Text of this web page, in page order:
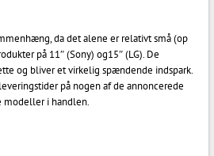
da det alene er relativt små (op
på 11″ (Sony) og15″ (LG). De
og bliver et virkelig spændende indspark.
på nogen af de annoncerede
modeller i handlen.